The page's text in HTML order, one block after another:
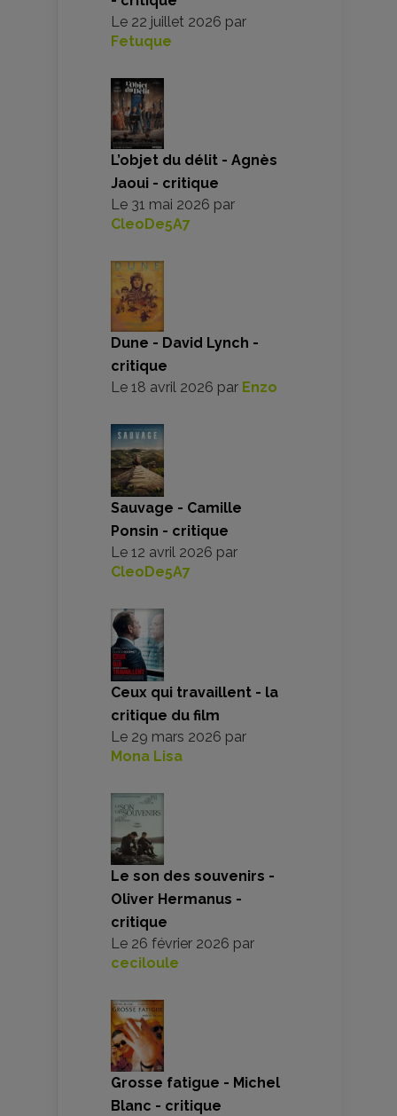
Le 22 juillet 2026 par
Fetuque
L’objet du délit - Agnès
Jaoui - critique
Le 31 mai 2026 par
CleoDe5A7
Dune - David Lynch -
critique
Le 18 avril 2026 par Enzo
Sauvage - Camille
Ponsin - critique
Le 12 avril 2026 par
CleoDe5A7
Ceux qui travaillent - la
critique du film
Le 29 mars 2026 par
Mona Lisa
Le son des souvenirs -
Oliver Hermanus -
critique
Le 26 février 2026 par
ceciloule
Grosse fatigue - Michel
Blanc - critique